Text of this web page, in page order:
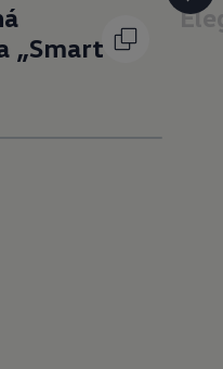
„Smart